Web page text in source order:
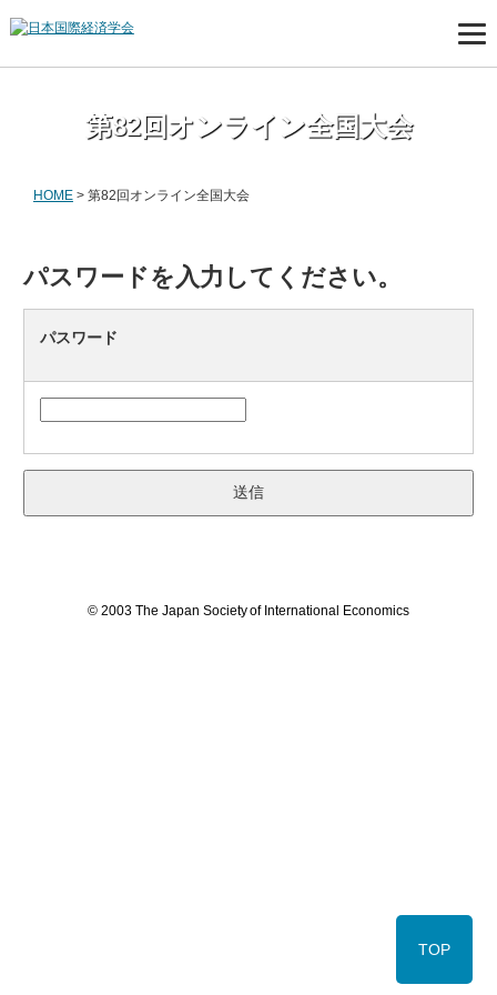
第82回オンライン全国大会
HOME> 第82回オンライン全国大会
パスワードを入力してください。
パスワード
TOP
© 2003 The Japan Society of International Economics